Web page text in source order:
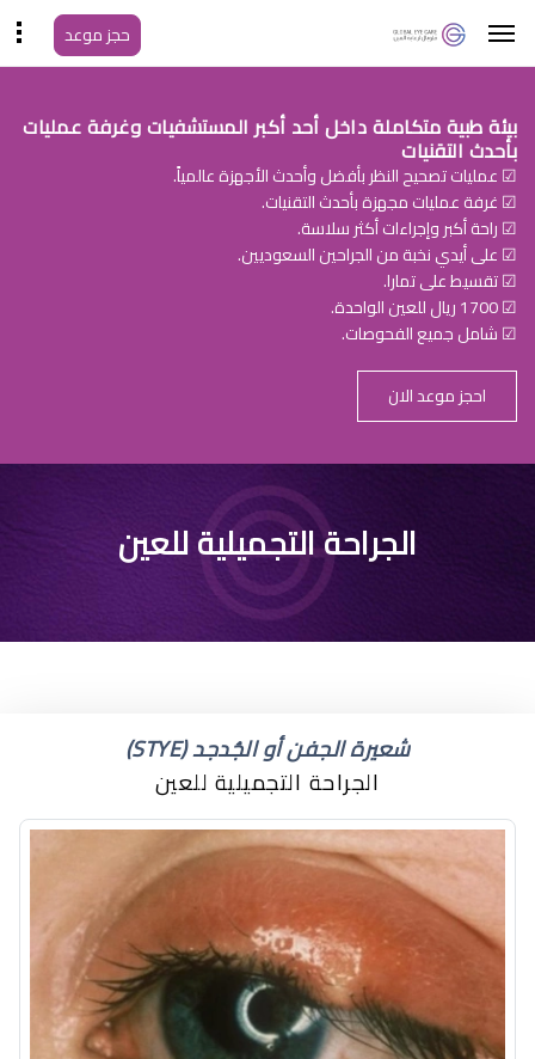
حجز موعد
بيئة طبية متكاملة داخل أحد أكبر المستشفيات وغرفة عمليات
بأحدث التقنيات
☑ عمليات تصحيح النظر بأفضل وأحدث الأجهزة عالمياً.
☑ غرفة عمليات مجهزة بأحدث التقنيات.
☑ راحة أكبر وإجراءات أكثر سلاسة.
☑ على أيدي نخبة من الجراحين السعوديين.
☑ تقسيط على تمارا.
☑ 1700 ريال للعين الواحدة.
☑ شامل جميع الفحوصات.
احجز موعد الان
تقنية رفع شعر الحواجب
الجراحة التجميلية للعين
شعيرة الجفن أو الجُدجد (STYE)
الجراحة التجميلية للعين